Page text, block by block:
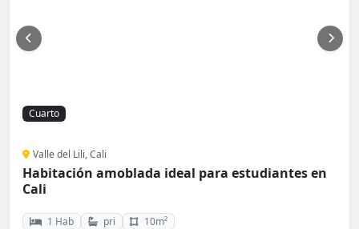
Cuarto
Valle del Lili, Cali
Habitación amoblada ideal para estudiantes en
Cali
1 Hab pri 10m²